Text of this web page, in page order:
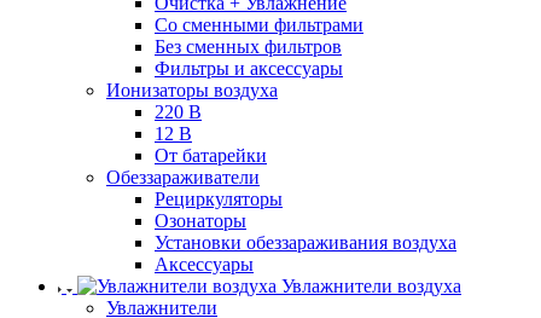
Cо сменными фильтрами
Без сменных фильтров
Фильтры и аксессуары
Ионизаторы воздуха
220 В
12 В
От батарейки
Обеззараживатели
Рециркуляторы
Озонаторы
Установки обеззараживания воздуха
Аксессуары
Увлажнители воздуха
Увлажнители